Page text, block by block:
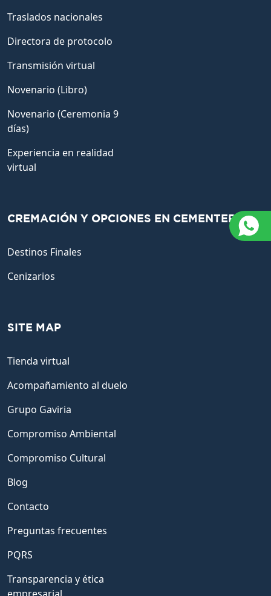
Traslados nacionales
Directora de protocolo
Transmisión virtual
Novenario (Libro)
Novenario (Ceremonia 9
días)
Experiencia en realidad
virtual
CREMACIÓN Y OPCIONES EN CEMENTERIO
Destinos Finales
Cenizarios
SITE MAP
Tienda virtual
Acompañamiento al duelo
Grupo Gaviria
Compromiso Ambiental
Compromiso Cultural
Blog
Contacto
Preguntas frecuentes
PQRS
Transparencia y ética